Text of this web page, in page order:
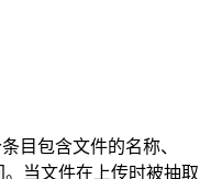
目包含文件的名称、
。当文件在上传时被抽取